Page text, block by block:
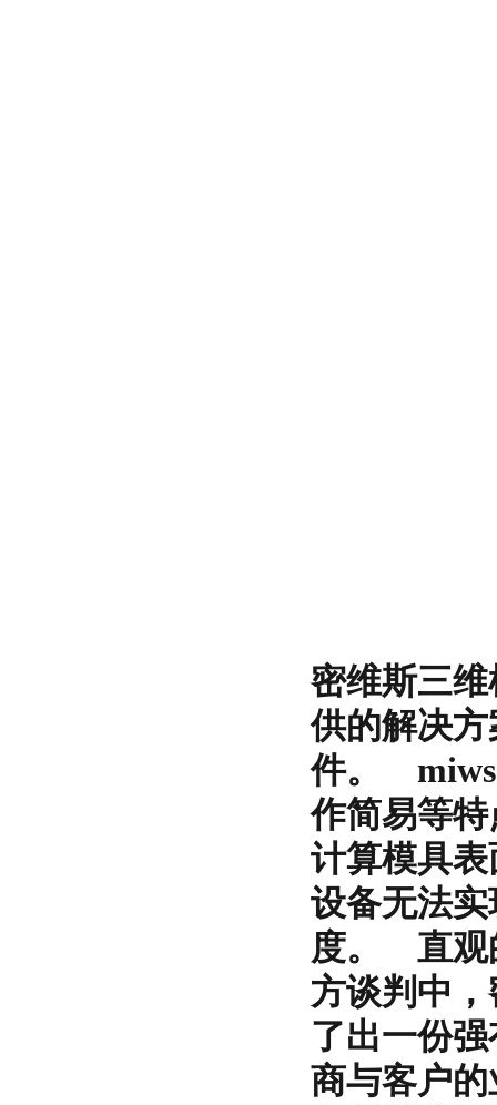
密维斯三
供的解决
件。
作简易等
计算模具
设备无法
度。 直观
方谈判中
了出一份
商与客户